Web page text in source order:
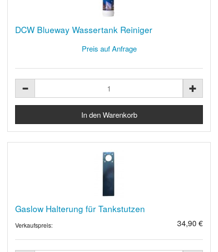
DCW Blueway Wassertank Reiniger
Preis auf Anfrage
Gaslow Halterung für Tankstutzen
Verkaufspreis: 34,90 €